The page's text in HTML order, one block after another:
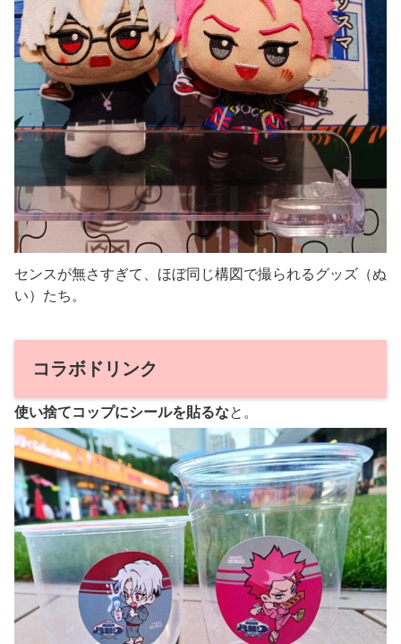
センスが無さすぎて、ほぼ同じ構図で撮られるグッズ（ぬ
い）たち。
コラボドリンク
使い捨てコップにシールを貼るなと。